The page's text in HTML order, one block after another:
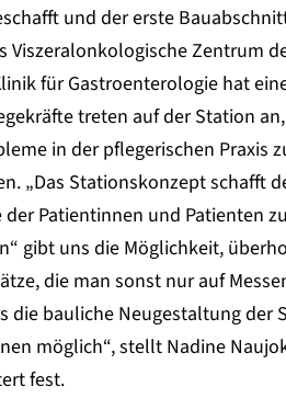
und der erste
Viszeralonkologische Zentrum
für Gastroenterologie hat
treten auf der Station
in der pflegerischen Praxis
„Das Stationskonzept schafft
Patientinnen und Patienten
gibt uns die Möglichkeit,
die man sonst nur auf
die bauliche Neugestaltung der
möglich“, stellt Nadine
fest.